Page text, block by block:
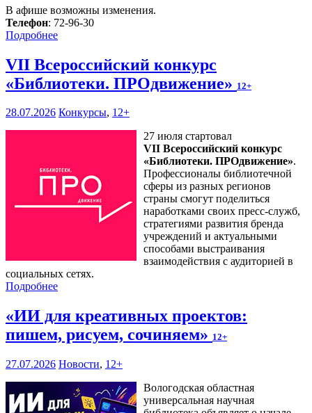
В афише возможны изменения.
Телефон: 72-96-30
Подробнее
VII Всероссийский конкурс
«Библиотеки. ПРОдвижение» 12+
28.07.2026 Конкурсы, 12+
27 июля стартовал
VII Всероссийский конкурс
«Библиотеки. ПРОдвижение».
Профессионалы библиотечной
сферы из разных регионов
страны смогут поделиться
наработками своих пресс-служб,
стратегиями развития бренда
учреждений и актуальными
способами выстраивания
взаимодействия с аудиторией в
социальных сетях.
Подробнее
«ИИ для креативных проектов:
пишем, рисуем, сочиняем» 12+
27.07.2026 Новости, 12+
Вологодская областная
универсальная научная